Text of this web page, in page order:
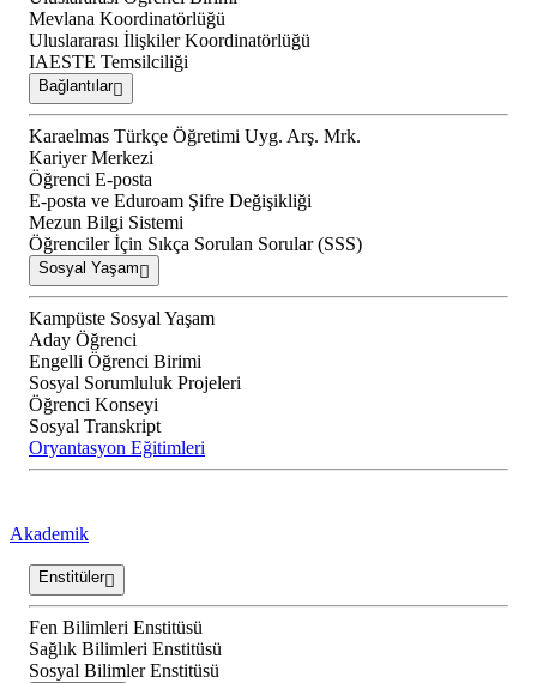
Mevlana Koordinatörlüğü
Uluslararası İlişkiler Koordinatörlüğü
IAESTE Temsilciliği
Bağlantılar
Karaelmas Türkçe Öğretimi Uyg. Arş. Mrk.
Kariyer Merkezi
Öğrenci E-posta
E-posta ve Eduroam Şifre Değişikliği
Mezun Bilgi Sistemi
Öğrenciler İçin Sıkça Sorulan Sorular (SSS)
Sosyal Yaşam
Kampüste Sosyal Yaşam
Aday Öğrenci
Engelli Öğrenci Birimi
Sosyal Sorumluluk Projeleri
Öğrenci Konseyi
Sosyal Transkript
Oryantasyon Eğitimleri
Akademik
Enstitüler
Fen Bilimleri Enstitüsü
Sağlık Bilimleri Enstitüsü
Sosyal Bilimler Enstitüsü